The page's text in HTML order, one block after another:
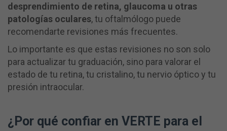
desprendimiento de retina, glaucoma u otras
patologías oculares, tu oftalmólogo puede
recomendarte revisiones más frecuentes.
Lo importante es que estas revisiones no son solo
para actualizar tu graduación, sino para valorar el
estado de tu retina, tu cristalino, tu nervio óptico y tu
presión intraocular.
¿Por qué confiar en VERTE para el